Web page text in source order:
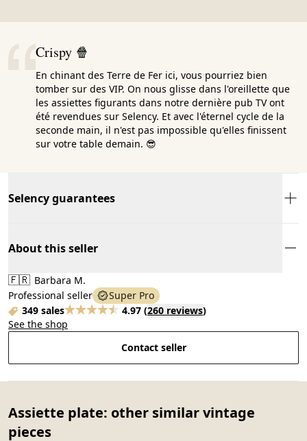
Crispy 🍿
En chinant des Terre de Fer ici, vous pourriez bien
tomber sur des VIP. On nous glisse dans l'oreillette que
les assiettes figurants dans notre dernière pub TV ont
été revendues sur Selency. Et avec l'éternel cycle de la
seconde main, il n'est pas impossible qu'elles finissent
sur votre table demain. 😎
Selency guarantees
About this seller
🇫🇷 Barbara M.
Professional seller
Super Pro
349 sales
4.97 (260 reviews)
See the shop
Contact seller
Assiette plate: other similar vintage
pieces